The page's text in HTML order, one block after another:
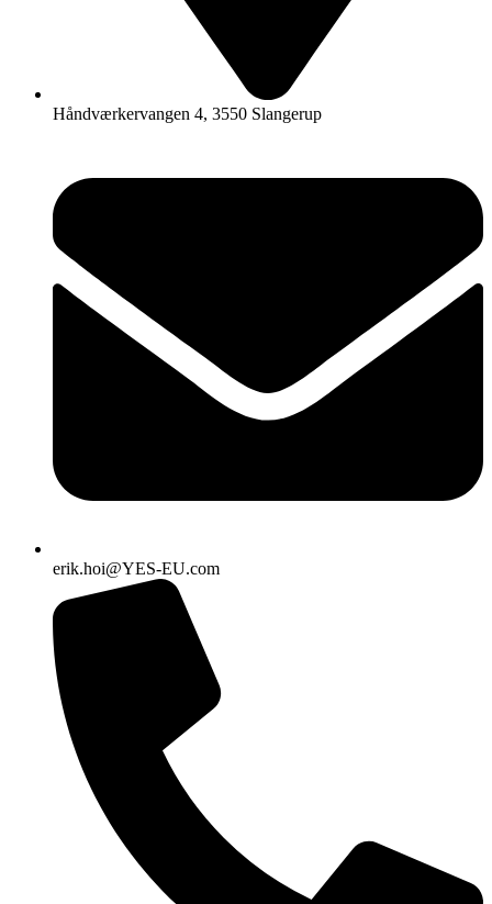
Håndværkervangen 4, 3550 Slangerup
erik.hoi@YES-EU.com